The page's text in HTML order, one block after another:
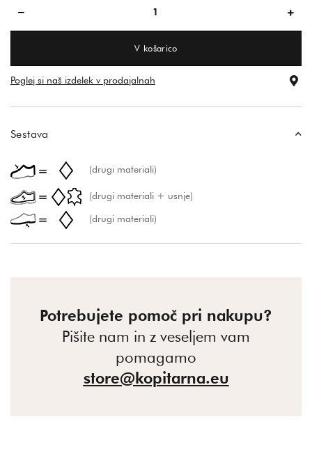
V košarico
Poglej si naš izdelek v prodajalnah
Sestava
(drugi materiali)
(drugi materiali + usnje)
(drugi materiali)
Potrebujete pomoč pri nakupu?
Pišite nam in z veseljem vam
pomagamo
store@kopitarna.eu